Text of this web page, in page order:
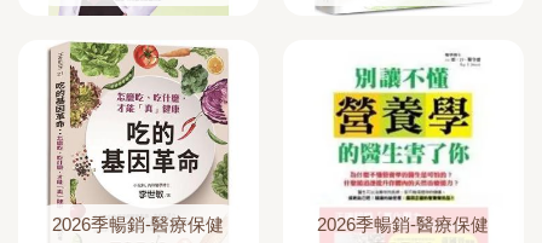
2026季暢銷-醫療保健
2026季暢銷-醫療保健